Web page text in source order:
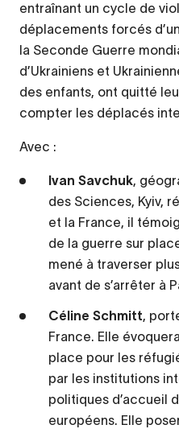
entraînant un cycle de
déplacements forcés
la Seconde Guerre
d’Ukrainiens et
des enfants, ont quitté
compter les déplacés
Avec :
Ivan Savchuk,
des Sciences, Kyiv,
et la France, il
de la guerre sur
mené à traverser
avant de s’arrêter à
Céline Schmitt,
France. Elle
place pour les
par les institutions
politiques d’accueil
européens. Elle